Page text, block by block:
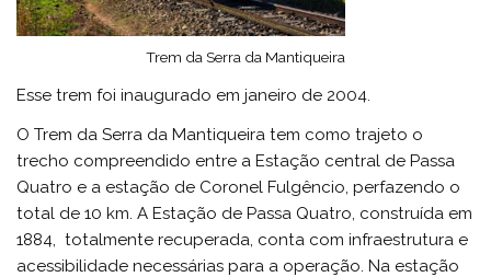
Trem da Serra da Mantiqueira
Esse trem foi inaugurado em janeiro de 2004.
O Trem da Serra da Mantiqueira tem como trajeto o
trecho compreendido entre a Estação central de Passa
Quatro e a estação de Coronel Fulgêncio, perfazendo o
total de 10 km. A Estação de Passa Quatro, construída em
1884, totalmente recuperada, conta com infraestrutura e
acessibilidade necessárias para a operação. Na estação